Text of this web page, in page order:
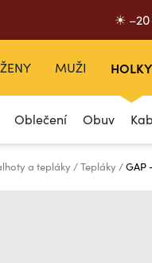
☀ –20
ŽENY MUŽI HOLKY
Oblečení Obuv
a tepláky Tepláky GAP